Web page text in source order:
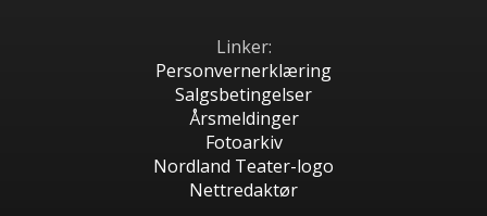
Linker:
Personvernerklæring
Salgsbetingelser
Årsmeldinger
Fotoarkiv
Nordland Teater-logo
Nettredaktør